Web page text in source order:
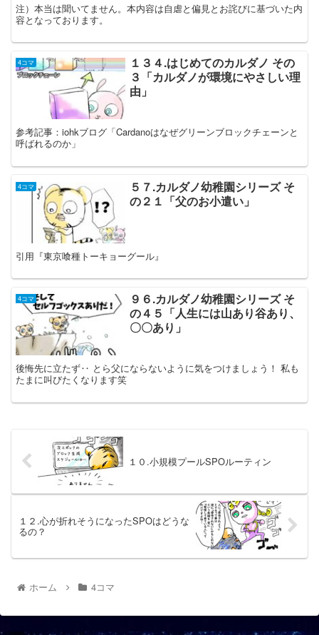
注）本当は聞いてません。本内容は自虐と偏見とお詫びに基づいた内
容となっております。
4コマ
１３４.はじめてのカルダノ その
３「カルダノが環境にやさしい理
由」
参考記事：iohkブログ「Cardanoはなぜグリーンブロックチェーンと
呼ばれるのか」
4コマ
５７.カルダノ幼稚園シリーズ そ
の２１「父のお小遣い」
引用『東京喰種トーキョーグール』
4コマ
９６.カルダノ幼稚園シリーズ そ
の４５「人生には山あり谷あり、
〇〇あり」
後悔先に立たず‥ とら父にならないように気をつけましょう！ 私も
たまに叫びたくなります笑
１０.小規模プールSPOルーティン
１２.心が折れそうになったSPOはどうな
るの？
ホーム 4コマ